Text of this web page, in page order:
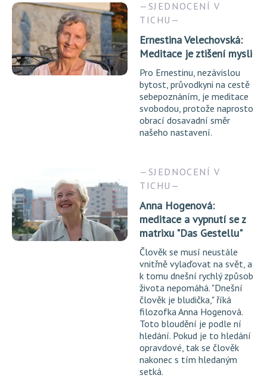
SJEDNOCENÍ V
TICHU
Ernestina Velechovská:
Meditace je ztišení mysli
Pro Ernestinu, nezávislou
bytost, průvodkyni na cestě
sebepoznáním, je meditace
svobodou, protože naprosto
obrací dosavadní směr
našeho nastavení.
SJEDNOCENÍ V
TICHU
Anna Hogenová:
meditace a vypnutí se z
matrixu "Das Gestellu"
Člověk se musí neustále
vnitřně vylaďovat na svět, a
k tomu dnešní rychlý způsob
života nepomáhá. "Dnešní
člověk je bludička," říká
filozofka Anna Hogenová.
Toto bloudění je podle ní
hledání. Pokud je to hledání
opravdové, tak se člověk
nakonec s tím hledaným
setká.